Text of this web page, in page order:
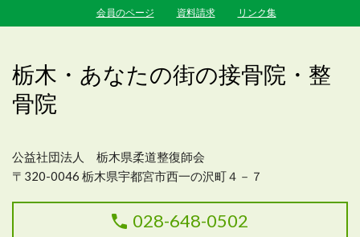
会員のページ
資料請求 リンク集
栃木・あなたの街の接骨院・整
骨院
公益社団法人 栃木県柔道整復師会
〒320-0046 栃木県宇都宮市西一の沢町４－７
028-648-0502